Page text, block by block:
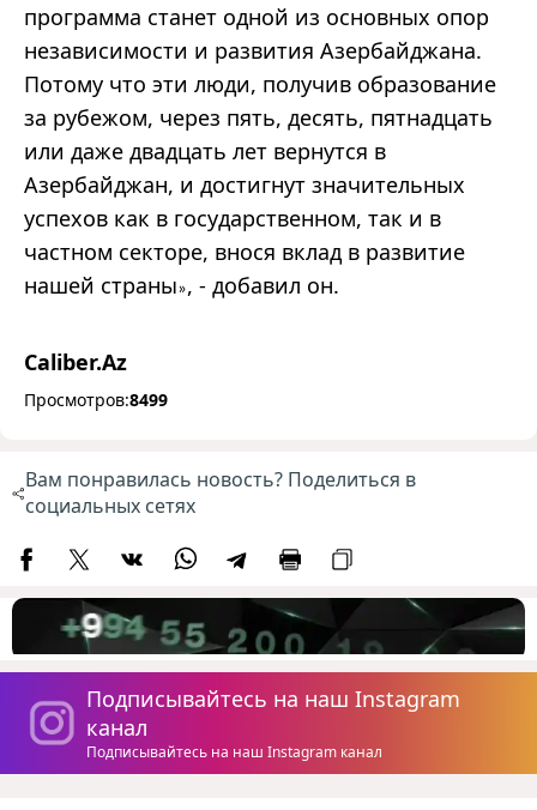
программа станет одной из основных опор
независимости и развития Азербайджана.
Потому что эти люди, получив образование
за рубежом, через пять, десять, пятнадцать
или даже двадцать лет вернутся в
Азербайджан, и достигнут значительных
успехов как в государственном, так и в
частном секторе, внося вклад в развитие
нашей страны», - добавил он.
Caliber.Az
Просмотров:8499
Вам понравилась новость? Поделиться в
социальных сетях
Подписывайтесь на наш Instagram
канал
Подписывайтесь на наш Instagram канал